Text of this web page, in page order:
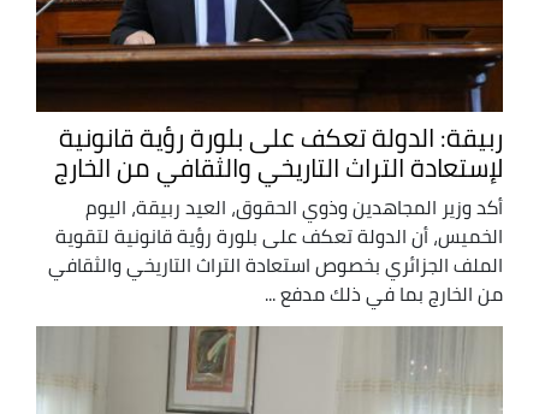
ربيقة: الدولة تعكف على بلورة رؤية قانونية
لإستعادة التراث التاريخي والثقافي من الخارج
أكد وزير المجاهدين وذوي الحقوق، العيد ربيقة، اليوم
الخميس، أن الدولة تعكف على بلورة رؤية قانونية لتقوية
الملف الجزائري بخصوص استعادة التراث التاريخي والثقافي
من الخارج بما في ذلك مدفع ...